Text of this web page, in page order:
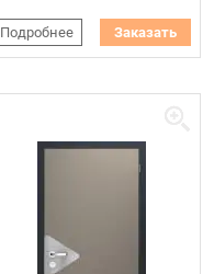
Подробнее Заказать